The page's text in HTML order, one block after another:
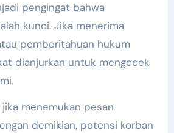
pengingat bahwa
kunci. Jika menerima
pemberitahuan hukum
dianjurkan untuk mengecek
menemukan pesan
demikian, potensi korban